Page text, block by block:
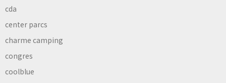
cda
center parcs
charme camping
congres
coolblue